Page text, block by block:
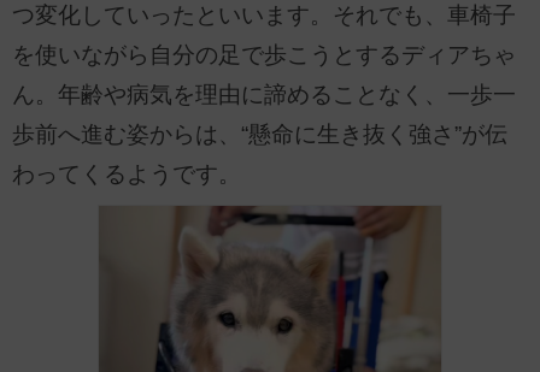
つ変化していったといいます。それでも、車椅子
を使いながら自分の足で歩こうとするディアちゃ
ん。年齢や病気を理由に諦めることなく、一歩一
歩前へ進む姿からは、“懸命に生き抜く強さ”が伝
わってくるようです。